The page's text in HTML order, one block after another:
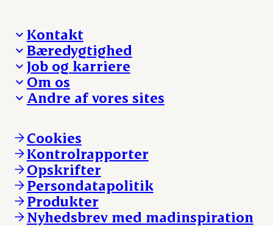
Kontakt
Besøg Danish Crown
Presse og nyheder
Reklamationer
Whistleblower
Øvrige henvendelser
Bæredygtighed
Fra jord til bord
Hverdagen
Ansvarlighed og nøgletal
Job og karriere
Arbejd med os
Ledige stillinger
Om os
Hvem er vi
Vores resultater
Vores lokationer
Kontakt
Andre af vores sites
Andelsejere - kreatur
Danishcrownprofessional.com
DAT-Schaub.com
ESS-FOOD.com
Fonden Dansk Gastronomi
KLS.se
nordicspoor.com
Scanhide.dk
Cookies
Kontrolrapporter
Opskrifter
Persondatapolitik
Produkter
Nyhedsbrev med madinspiration